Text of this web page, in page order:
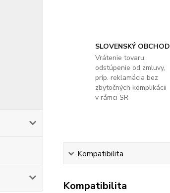
SLOVENSKÝ OBCHOD
Vrátenie tovaru,
odstúpenie od zmluvy,
príp. reklamácia bez
zbytočných komplikácii
v rámci SR
Kompatibilita
Kompatibilita